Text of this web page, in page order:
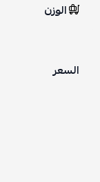
الوزن
السعر